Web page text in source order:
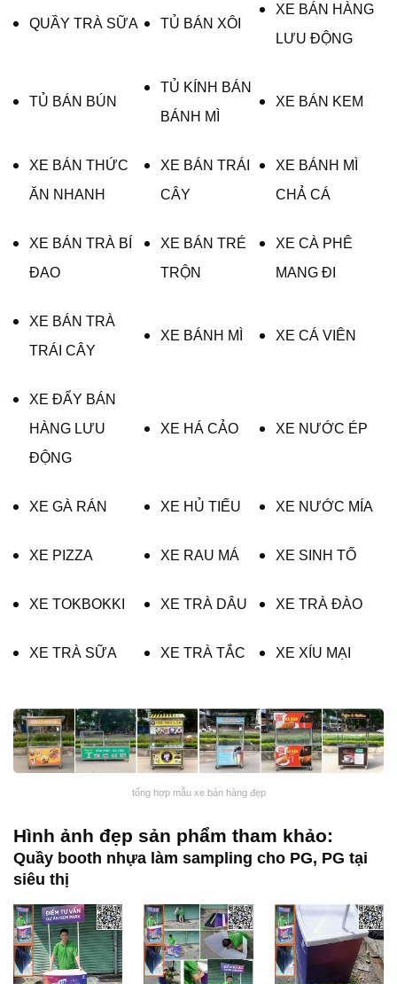
QUẦY TRÀ SỮA TỦ BÁN XÔI
XE BÁN HÀNG
LƯU ĐỘNG
TỦ BÁN BÚN
TỦ KÍNH BÁN
BÁNH MÌ
XE BÁN KEM
XE BÁN THỨC
ĂN NHANH
XE BÁN TRÁI
CÂY
XE BÁNH MÌ
CHẢ CÁ
XE BÁN TRÀ BÍ
ĐAO
XE BÁN TRÉ
TRỘN
XE CÀ PHÊ
MANG ĐI
XE BÁN TRÀ
TRÁI CÂY
XE BÁNH MÌ XE CÁ VIÊN
XE ĐẨY BÁN
HÀNG LƯU
ĐỘNG
XE HÁ CẢO XE NƯỚC ÉP
XE GÀ RÁN XE HỦ TIẾU XE NƯỚC MÍA
XE PIZZA XE RAU MÁ XE SINH TỐ
XE TOKBOKKI XE TRÀ DÂU XE TRÀ ĐÀO
XE TRÀ SỮA XE TRÀ TẮC XE XÍU MẠI
tổng hợp mẫu xe bán hàng đẹp
Hình ảnh đẹp sản phẩm tham khảo:
Quầy booth nhựa làm sampling cho PG, PG tại
siêu thị